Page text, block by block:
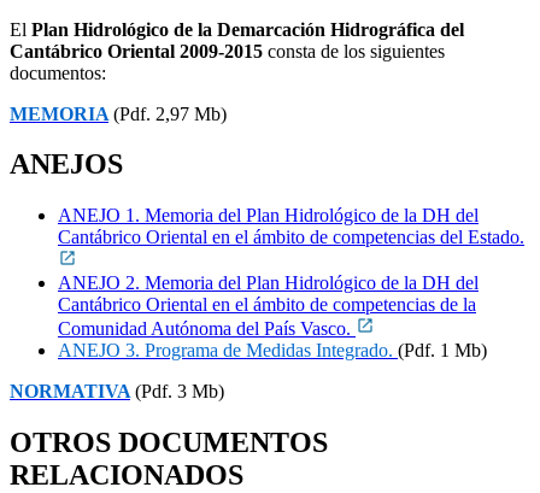
El Plan Hidrológico de la Demarcación Hidrográfica del
Cantábrico Oriental 2009-2015 consta de los siguientes
documentos:
MEMORIA (Pdf. 2,97 Mb)
ANEJOS
ANEJO 1. Memoria del Plan Hidrológico de la DH del
Cantábrico Oriental en el ámbito de competencias del Estado.
ANEJO 2. Memoria del Plan Hidrológico de la DH del
Cantábrico Oriental en el ámbito de competencias de la
Comunidad Autónoma del País Vasco.
ANEJO 3. Programa de Medidas Integrado. (Pdf. 1 Mb)
NORMATIVA (Pdf. 3 Mb)
OTROS DOCUMENTOS
RELACIONADOS